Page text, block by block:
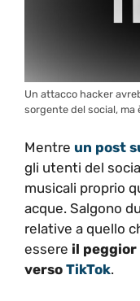
Un attacco hacker
sorgente del social, ma
Mentre un post
gli utenti del
musicali proprio
acque. Salgono
relative a quello
essere il
verso TikTok.